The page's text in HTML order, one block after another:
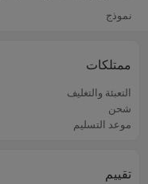
نموذج
ممتلكات
التعبئة والتغليف
شحن
موعد التسليم
تقييم